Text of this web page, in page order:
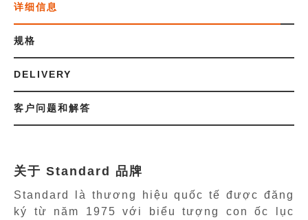
详细信息
规格
DELIVERY
客户问题和解答
关于 Standard 品牌
Standard là thương hiệu quốc tế được đăng
ký từ năm 1975 với biểu tượng con ốc lục